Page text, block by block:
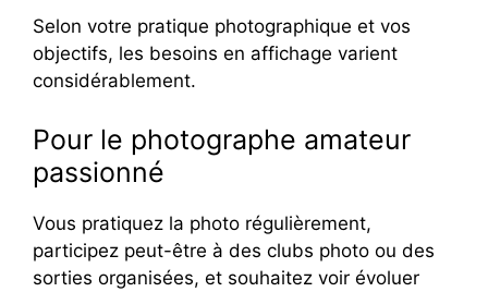
Selon votre pratique photographique et vos
objectifs, les besoins en affichage varient
considérablement.
Pour le photographe amateur
passionné
Vous pratiquez la photo régulièrement,
participez peut-être à des clubs photo ou des
sorties organisées, et souhaitez voir évoluer